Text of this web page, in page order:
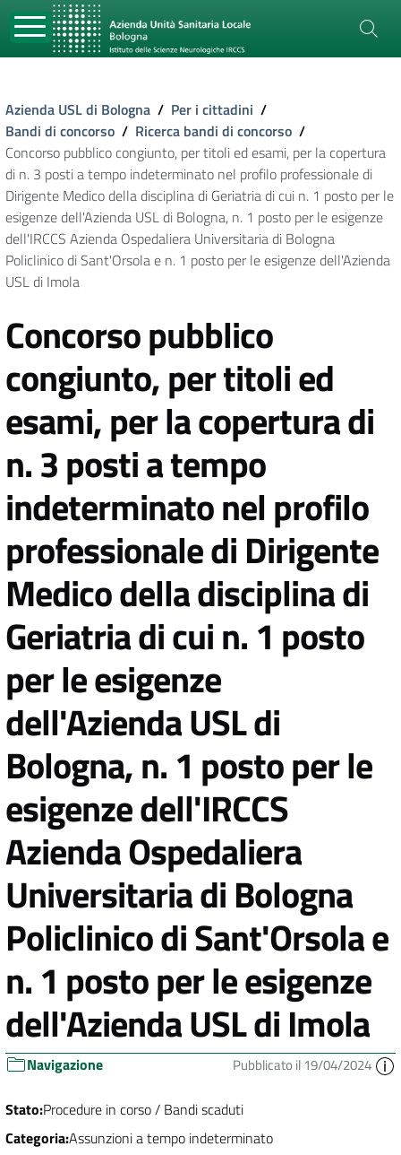
Azienda USL di Bologna / Per i cittadini /
Bandi di concorso / Ricerca bandi di concorso /
Concorso pubblico congiunto, per titoli ed esami, per la copertura
di n. 3 posti a tempo indeterminato nel profilo professionale di
Dirigente Medico della disciplina di Geriatria di cui n. 1 posto per le
esigenze dell'Azienda USL di Bologna, n. 1 posto per le esigenze
dell'IRCCS Azienda Ospedaliera Universitaria di Bologna
Policlinico di Sant'Orsola e n. 1 posto per le esigenze dell'Azienda
USL di Imola
Concorso pubblico
congiunto, per titoli ed
esami, per la copertura di
n. 3 posti a tempo
indeterminato nel profilo
professionale di Dirigente
Medico della disciplina di
Geriatria di cui n. 1 posto
per le esigenze
dell'Azienda USL di
Bologna, n. 1 posto per le
esigenze dell'IRCCS
Azienda Ospedaliera
Universitaria di Bologna
Policlinico di Sant'Orsola e
n. 1 posto per le esigenze
dell'Azienda USL di Imola
Navigazione Pubblicato il 19/04/2024
Stato:Procedure in corso / Bandi scaduti
Categoria:Assunzioni a tempo indeterminato